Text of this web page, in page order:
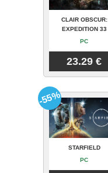
CLAIR OBSCUR:
EXPEDITION 33
PC
23.29 €
STARFIELD
PC
-55%